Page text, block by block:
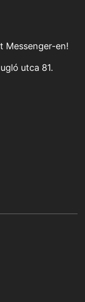
Messenger-en!
utca 81.